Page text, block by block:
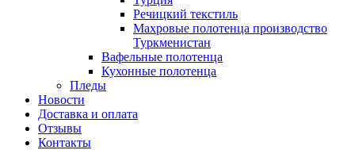
Речицкий текстиль
Махровые полотенца производство
Туркменистан
Вафельные полотенца
Кухонные полотенца
Пледы
Новости
Доставка и оплата
Отзывы
Контакты